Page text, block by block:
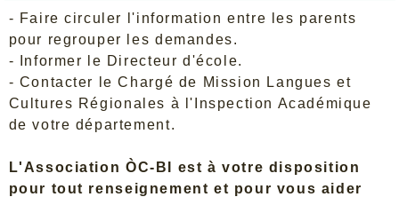
- Faire circuler l'information entre les parents
pour regrouper les demandes.
- Informer le Directeur d'école.
- Contacter le Chargé de Mission Langues et
Cultures Régionales à l'Inspection Académique
de votre département.
L'Association ÒC-BI est à votre disposition
pour tout renseignement et pour vous aider